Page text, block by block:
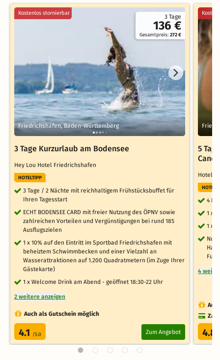
3 Tage
136 €
Gesamtpreis:272 €
Kostenlos stornierbar
Friedrichshafen, Baden-Württemberg
3 Tage Kurzurlaub am Bodensee
Hey Lou Hotel Friedrichshafen
HOTELTIPP
3 Tage / 2 Nächte mit reichhaltigem Frühstücksbuffet für
Ihren Tagesstart
ECHT BODENSEE CARD mit freier Nutzung des ÖPNV sowie
zahlreichen Vorteilen und Vergünstigungen bei rund 185
Ausflugszielen
1 x 10% auf den Eintritt im Sportbad Friedrichshafen mit
beheiztem Schwimmbecken und einer Vielzahl an
Wasserattraktionen auf 1.200 Quadratmetern (im Zuge Ihrer
Gästekarte)
1 x Welcome Drink am Abend - geöffnet 18:30-22 Uhr
2 weitere anzeigen
Auch als Gutschein möglich
4.1 /5.0 Zum Angebot
5
Hotel
4
1 x
1 x
4
4.8